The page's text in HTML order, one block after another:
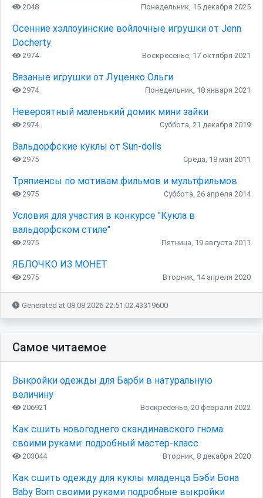
2048 Понедельник, 15 декабря 2025
Осенние хэллоуинские войлочные игрушки от Jenn
Docherty
2974 Воскресенье, 17 октября 2021
Вязаные игрушки от Луценко Ольги
2974 Понедельник, 18 января 2021
Невероятный маленький домик мини зайки
2974 Суббота, 21 декабря 2019
Вальдорфские куклы от Sun-dolls
2975 Среда, 18 мая 2011
Тряпиенсы по мотивам фильмов и мультфильмов
2975 Суббота, 26 апреля 2014
Условия для участия в конкурсе "Кукла в
вальдорфском стиле"
2975 Пятница, 19 августа 2011
ЯБЛОЧКО ИЗ МОНЕТ
2975 Вторник, 14 апреля 2020
Generated at 08.08.2026 22:51:02.43319600
Самое читаемое
Выкройки одежды для Барби в натуральную
величину
206921 Воскресенье, 20 февраля 2022
Как сшить новогоднего скандинавского гнома
своими руками: подробный мастер-класс
203044 Вторник, 8 декабря 2020
Как сшить одежду для куклы младенца Бэби Бона
Baby Born своими руками подробные выкройки